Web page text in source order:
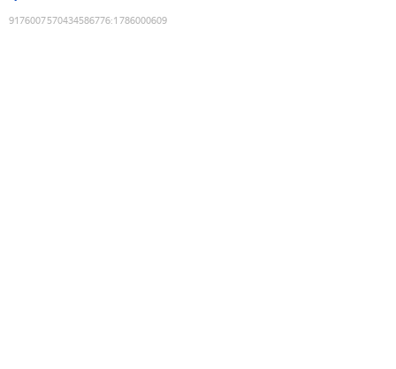
9176007570434586776:1786000609